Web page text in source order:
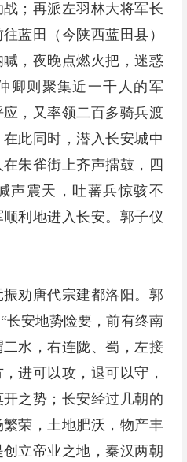
；再派左羽林大将军长
蓝田（今陕西蓝田县）
，夜晚点燃火把，迷惑
卿则聚集近一千人的军
，又率领二百多骑兵渡
此同时，潜入长安城中
朱雀街上齐声擂鼓，四
声震天，吐蕃兵惊骇不
利地进入长安。郭子仪
劝唐代宗建都洛阳。郭
长安地势险要，前有终南
水，右连陇、蜀，左接
进可以攻，退可以守，
之势；长安经过几朝的
荣，土地肥沃，物产丰
立帝业之地，秦汉两朝